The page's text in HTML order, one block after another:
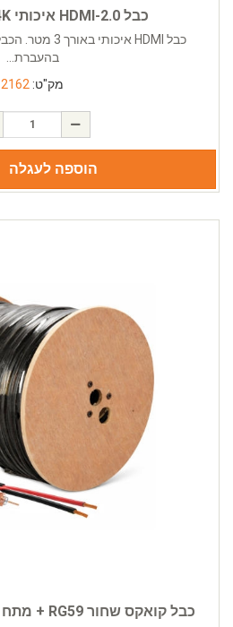
כבל HDMI-2.0 איכותי 4K אורך 3 מטר
בהעברת...
מק"ט: 2162
הוספה לעגלה
כבל קואקס שחור RG59 + מתח DC על תוף 100 מטר